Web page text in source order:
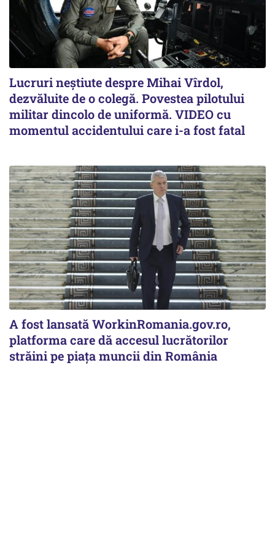
Lucruri neștiute despre Mihai Vîrdol,
dezvăluite de o colegă. Povestea pilotului
militar dincolo de uniformă. VIDEO cu
momentul accidentului care i-a fost fatal
A fost lansată WorkinRomania.gov.ro,
platforma care dă accesul lucrătorilor
străini pe piața muncii din România